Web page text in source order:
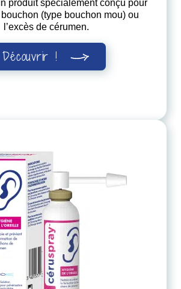
produit spécialement conçu pour
(type bouchon mou) ou
l’excès de cérumen.
Découvrir !